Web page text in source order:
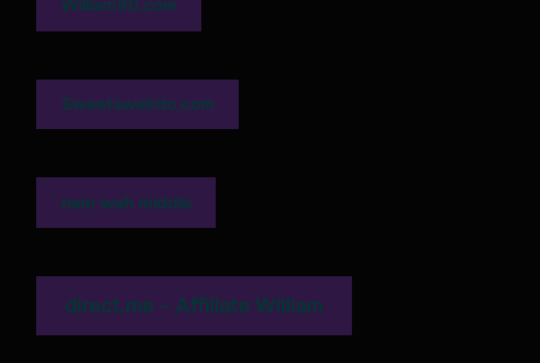
William90.com
Sweetsweirdo.com
nam wah middle
direct.me - Affiliate William